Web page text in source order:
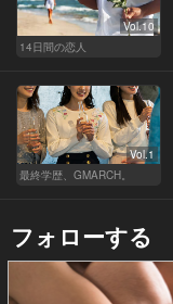
Vol.10
14日間の恋人
Vol.1
最終学歴、GMARCH。
フォローする